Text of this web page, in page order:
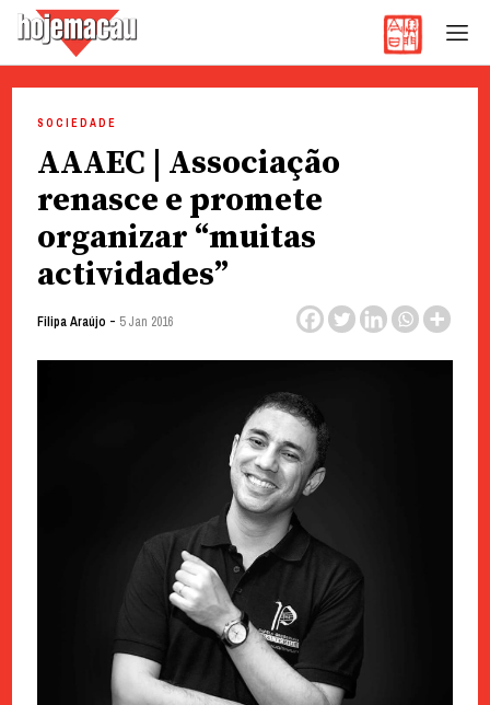
content
SOCIEDADE
AAAEC | Associação
renasce e promete
organizar “muitas
actividades”
Filipa Araújo - 5 Jan 2016